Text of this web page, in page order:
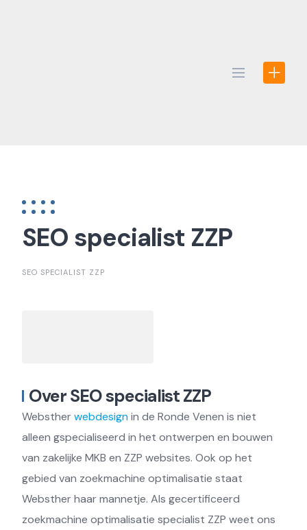
SEO specialist ZZP
SEO SPECIALIST ZZP
Over SEO specialist ZZP
Webstherwebdesignin de Ronde Venen is niet
alleen gspecialiseerd in het ontwerpen en bouwen
van zakelijke MKB en ZZP websites. Ook op het
gebied van zoekmachine optimalisatie staat
Websther haar mannetje. Als gecertificeerd
zoekmachine optimalisatie specialist ZZP weet ons